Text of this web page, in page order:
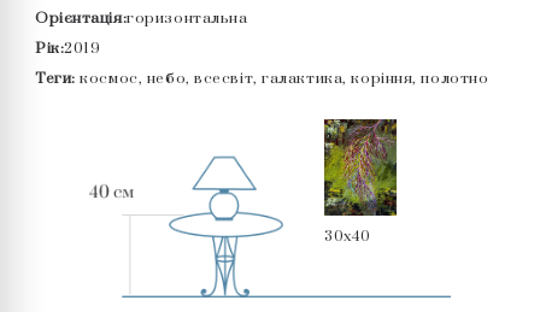
Орієнтація:горизонтальна
Рік:2019
Теги: космос, небо, всесвіт, галактика, коріння, полотно
30x40